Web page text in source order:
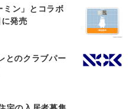
ミン」とコラボ
発売
とのクラブパー